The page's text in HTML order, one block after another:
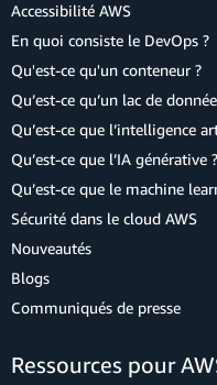
Accessibilité AWS
En quoi consiste le DevOps ?
Qu'est-ce qu'un conteneur ?
Qu’est-ce qu’un lac de
Qu’est-ce que l’intelligence
Qu’est-ce que l’IA générative ?
Qu’est-ce que le machine
Sécurité dans le cloud AWS
Nouveautés
Blogs
Communiqués de presse
Ressources pour